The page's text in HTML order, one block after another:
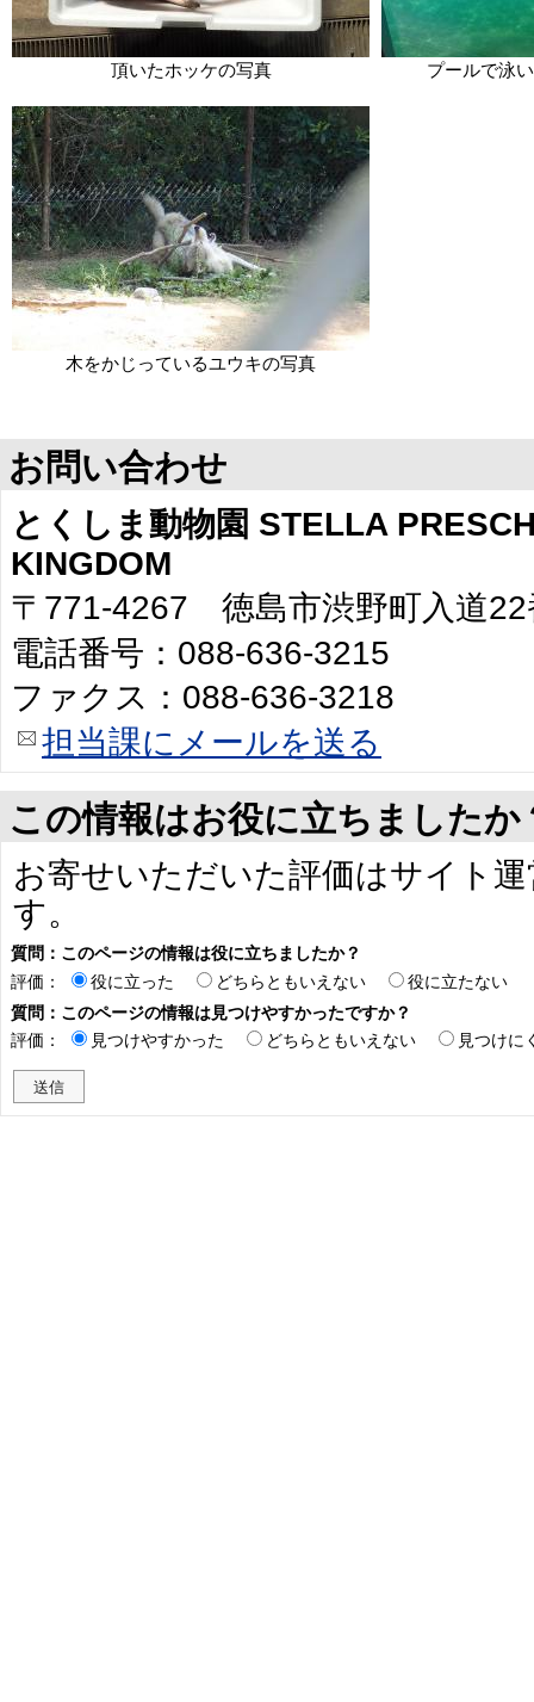
頂いたホッケの写真 プールで泳
木をかじっているユウキの写真
お問い合わせ
とくしま動物園 STELLA
KINGDOM
〒771-4267 徳島市渋野町入道22
電話番号：088-636-3215
ファクス：088-636-3218
担当課にメールを送る
この情報はお役に立ちましたか
お寄せいただいた評価はサイト
す。
質問：このページの情報は役に立ちましたか？
評価：
役に立った どちらともいえない
役に立たない
質問：このページの情報は見つけやすかったですか？
評価：
見つけやすかった どちらともいえない 見つけに